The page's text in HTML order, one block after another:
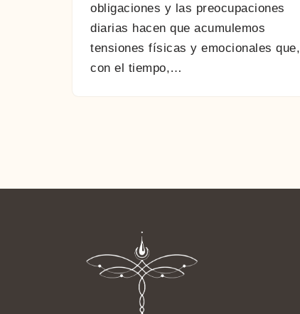
obligaciones y las preocupaciones
diarias hacen que acumulemos
tensiones físicas y emocionales que,
con el tiempo,…